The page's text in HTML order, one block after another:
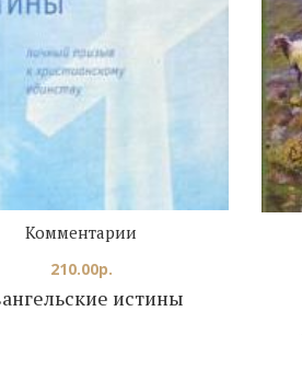
истины
Комментарии
210.00р.